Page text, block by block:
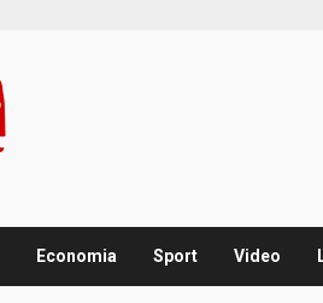
Economia Sport Video